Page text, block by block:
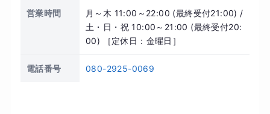
立を重視しています。お子様連れでのご来店も大
営業時間
月～木 11:00～22:00 (最終受付21:00) /
土・日・祝 10:00～21:00 (最終受付20:
00) ［定休日：金曜日］
電話番号 080-2925-0069